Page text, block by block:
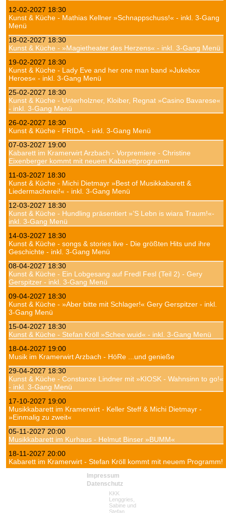
12-02-2027 18:30
Kunst & Küche - Mathias Kellner »Schnappschuss!« - inkl. 3-Gang
Menü
18-02-2027 18:30
Kunst & Küche - »Magietheater des Herzens« - inkl. 3-Gang Menü
19-02-2027 18:30
Kunst & Küche - Lady Eve and her one man band »Jukebox
Heroes« - inkl. 3-Gang Menü
25-02-2027 18:30
Kunst & Küche - Unterholzner, Kloiber, Regnat »Casino Bavarese«
- inkl. 3-Gang Menü
26-02-2027 18:30
Kunst & Küche - FRIDA. - inkl. 3-Gang Menü
07-03-2027 19:00
Kabarett im Kramerwirt Arzbach - Vorpremiere - Christine
Eixenberger kommt mit neuem Kabarettprogramm
11-03-2027 18:30
Kunst & Küche - Michi Dietmayr »Best of Musikkabarett &
Liedermacherei!« - inkl. 3-Gang Menü
12-03-2027 18:30
Kunst & Küche - Hundling präsentiert »’S Lebn is wiara Traum!«-
inkl. 3-Gang Menü
14-03-2027 18:30
Kunst & Küche - songs & stories live - Die größten Hits und ihre
Geschichte - inkl. 3-Gang Menü
08-04-2027 18:30
Kunst & Küche - Ein Lobgesang auf Fredl Fesl (Teil 2) - Gery
Gerspitzer - inkl. 3-Gang Menü
09-04-2027 18:30
Kunst & Küche - »Aber bitte mit Schlager!« Gery Gerspitzer - inkl.
3-Gang Menü
15-04-2027 18:30
Kunst & Küche - Stefan Kröll »Schee wuid« - inkl. 3-Gang Menü
18-04-2027 19:00
Musik im Kramerwirt Arzbach - HöRe ...und genieße
29-04-2027 18:30
Kunst & Küche - Constanze Lindner mit »KIOSK - Wahnsinn to go!«
- inkl. 3-Gang Menü
17-10-2027 19:00
Musikkabarett im Kramerwirt - Keller Steff & Michi Dietmayr -
»Einmalig zu zweit«
05-11-2027 20:00
Musikkabarett im Kurhaus - Helmut Binser »BUMM«
18-11-2027 20:00
Kabarett im Kramerwirt - Stefan Kröll kommt mit neuem Programm!
Navigation
überspringen
Impressum
Datenschutz
KKK
Lenggries,
Sabine und
Stefan